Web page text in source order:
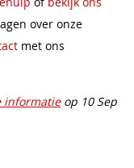
over onze
met ons
informatieop 10 Sep